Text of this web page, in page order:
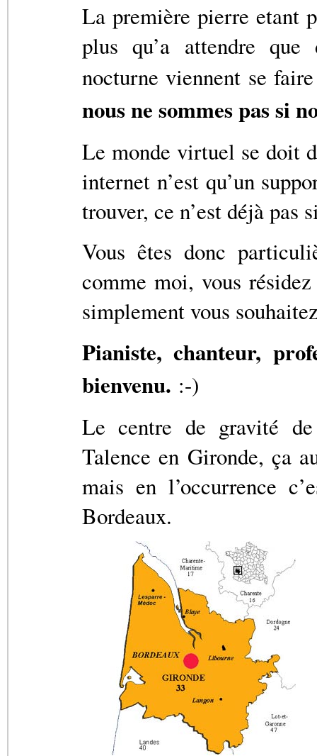
La première pierre etant
plus qu’a attendre que
nocturne viennent se
nous ne sommes pas si
Le monde virtuel se doit
internet n’est qu’un
trouver, ce n’est déjà pas
Vous êtes donc
comme moi, vous
simplement vous
Pianiste, chanteur,
bienvenu. :-)
Le centre de gravité
Talence en Gironde, ça
mais en l’occurrence
Bordeaux.